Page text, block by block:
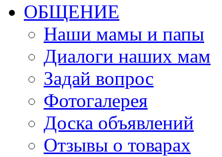
ОБЩЕНИЕ
Наши мамы и папы
Диалоги наших мам
Задай вопрос
Фотогалерея
Доска объявлений
Отзывы о товарах